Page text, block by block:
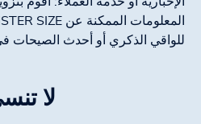
للواقي الذكري أو أحدث
لا